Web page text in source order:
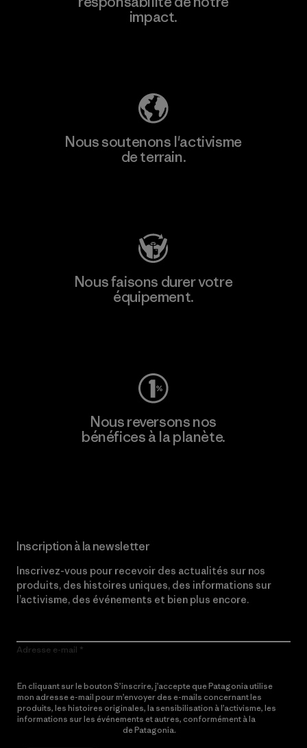
impact.
Nous soutenons l'activisme
de terrain.
Nous faisons durer votre
équipement.
Nous reversons nos
bénéfices à la planète.
Inscription à la newsletter
Inscrivez-vous pour recevoir des actualités sur nos
produits, des histoires uniques, des informations sur
l’activisme, des événements et bien plus encore.
Adresse e-mail
En cliquant sur le bouton S’inscrire, j’accepte que Patagonia utilise
mon adresse e-mail pour m’envoyer des e-mails concernant les
produits, les histoires originales, la sensibilisation à l’activisme, les
informations sur les événements et autres, conformément à la
de Patagonia.